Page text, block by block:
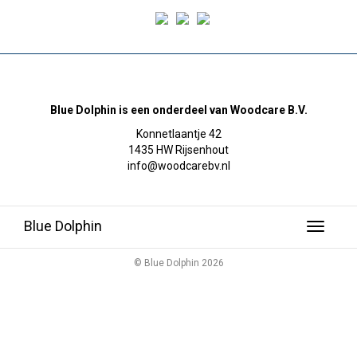
Blue Dolphin is een onderdeel van Woodcare B.V.
Konnetlaantje 42
1435 HW Rijsenhout
info@woodcarebv.nl
Toggle
Blue Dolphin
© Blue Dolphin 2026